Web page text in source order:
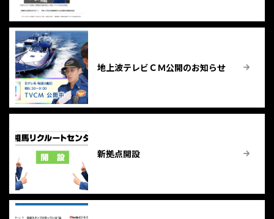
地上波テレビＣＭ公開のお知らせ
新拠点開設